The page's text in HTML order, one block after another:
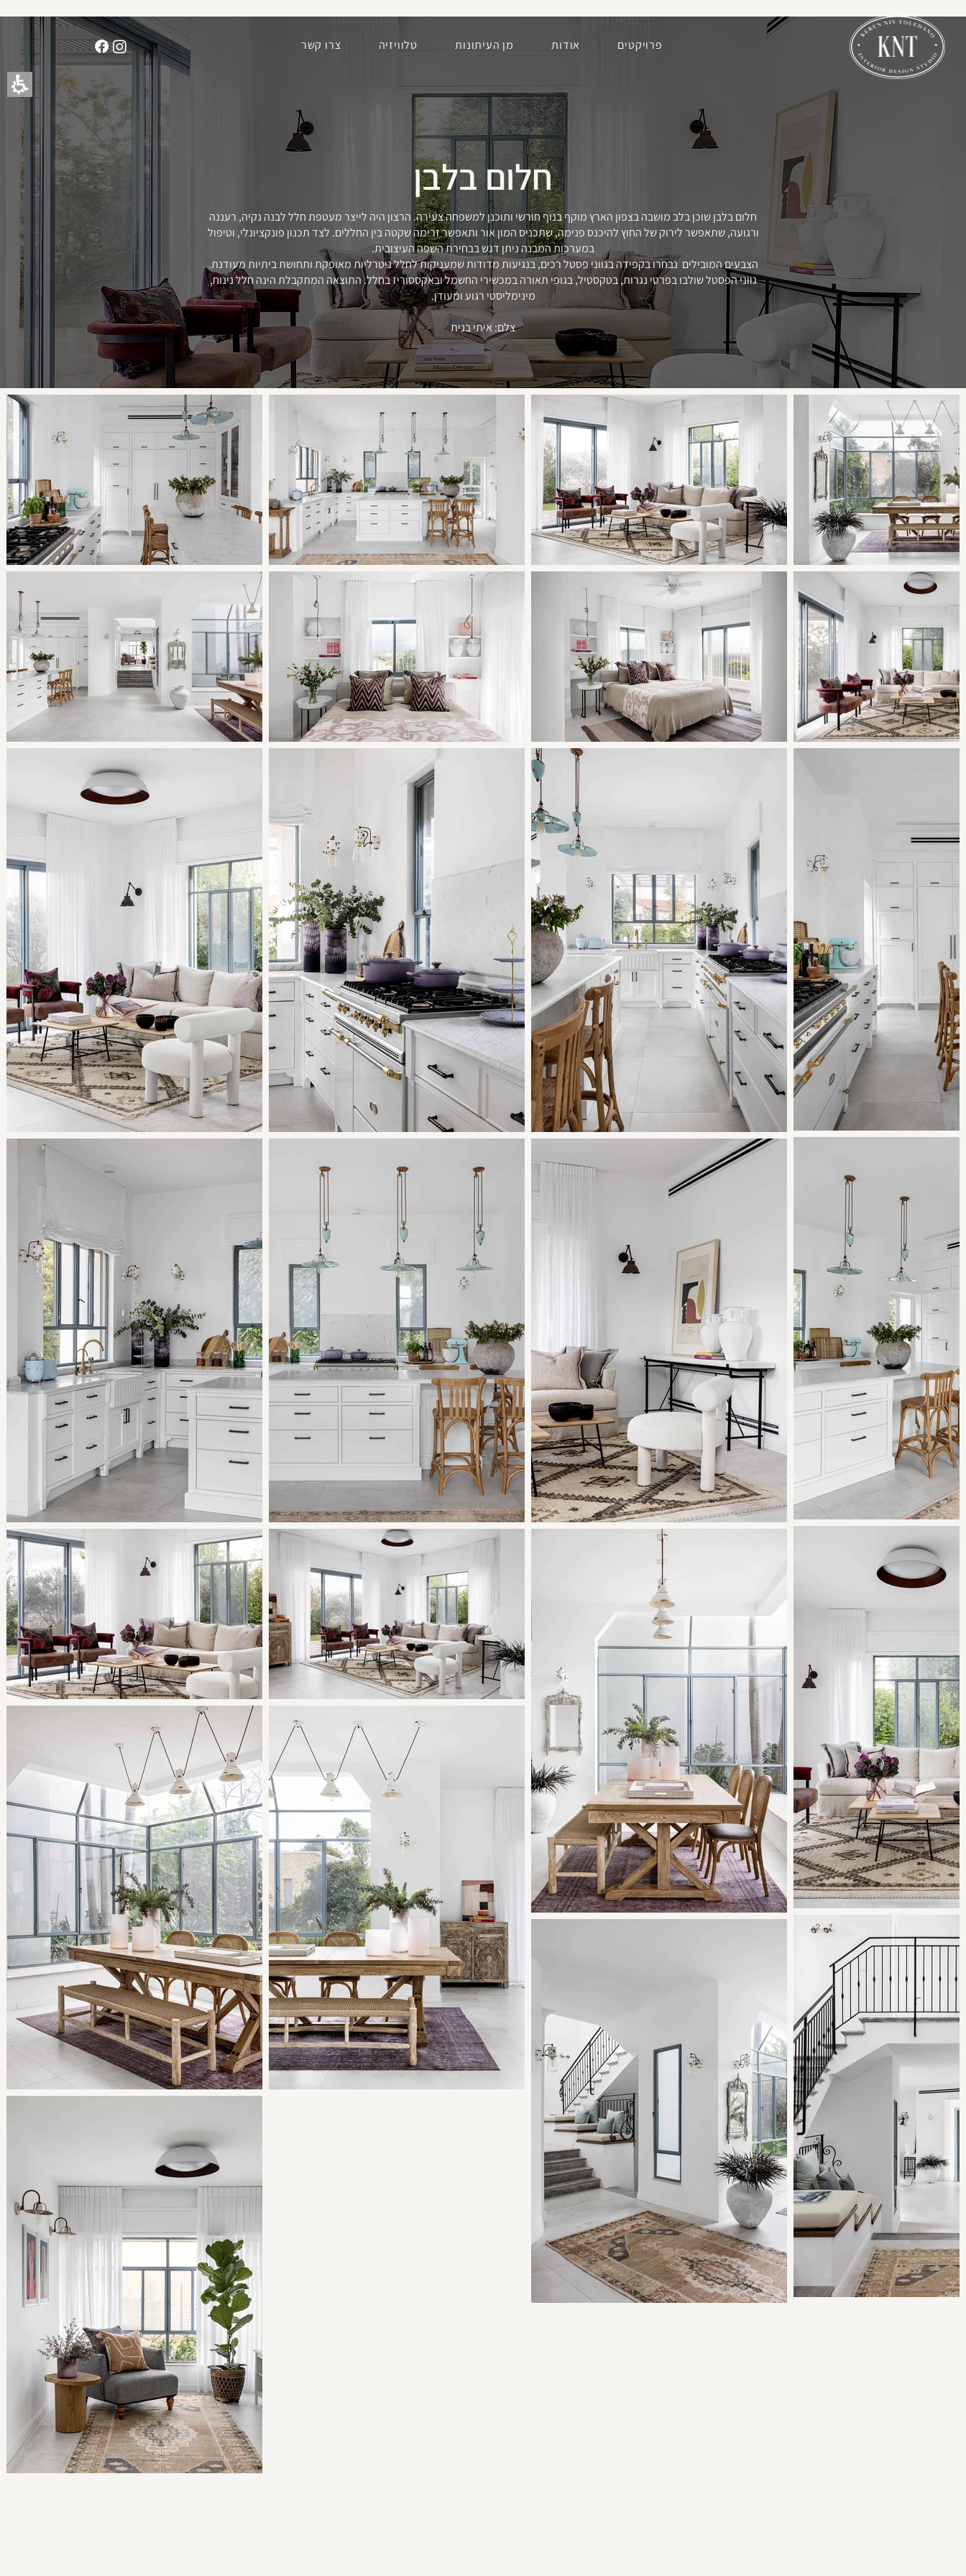
של
אינטרנט,
אנטר
כדי
לעבור
לאזור
מרכזי
פרויקטים אודות מן העיתונות טלוויזיה צרו קשר
חלום בלבן
חלום בלבן שוכן בלב מושבה בצפון הארץ מוקף בנוף חורשי ותוכנן למשפחה צעירה. הרצון היה לייצר מעטפת חלל לבנה נקיה, רעננה
ורגועה, שתאפשר לירוק של החוץ להיכנס פנימה, שתכניס המון אור ותאפשר זרימה שקטה בין החללים. לצד תכנון פונקציונלי, וטיפול
במערכות המבנה ניתן דגש בבחירת השפה העיצובית.
הצבעים המובילים נבחרו בקפידה בגווני פסטל רכים, בנגיעות מדודות שמעניקות לחלל ניטרליות מאופקת ותחושת ביתיות מעודנת.
גווני הפסטל שולבו בפרטי נגרות, בטקסטיל, בגופי תאורה במכשירי החשמל ובאקססוריז בחלל. התוצאה המתקבלת הינה חלל נינוח,
מינימליסטי רגוע ומעודן.
צלם: איתי בנית